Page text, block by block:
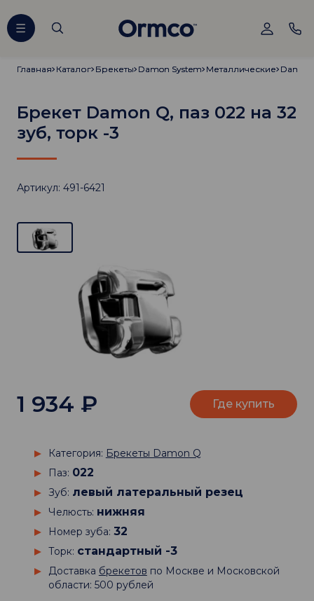
Главная
Главная Каталог
Каталог Брекеты
Брекеты Damon System
Damon System Металлические
Металлические Damon
Damon
Брекет Damon Q, паз 022 на 32
зуб, торк -3
Артикул: 491-6421
Категория: Брекеты Damon Q
Паз: 022
Зуб: левый латеральный резец
Челюсть: нижняя
Номер зуба: 32
Торк: стандартный -3
Доставка брекетов по Москве и Московской
области: 500 рублей
1 934 ₽ Где купить